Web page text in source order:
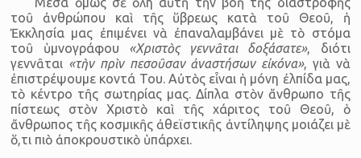
τοῦ ἀνθρώπου καὶ τῆς ὕβρεως κατὰ τοῦ Θεοῦ, ἡ
Ἐκκλησία μας ἐπιμένει νὰ ἐπαναλαμβάνει μὲ τὸ στόμα
τοῦ ὑμνογράφου «Χριστὸς γεννᾶται δοξάσατε», διότι
γεννᾶται «τὴν πρὶν πεσοῦσαν ἀναστήσων εἰκόνα», γιὰ νὰ
ἐπιστρέψουμε κοντά Του. Αὐτὸς εἶναι ἡ μόνη ἐλπίδα μας,
τὸ κέντρο τῆς σωτηρίας μας. Δίπλα στὸν ἄνθρωπο τῆς
πίστεως στὸν Χριστὸ καὶ τῆς χάριτος τοῦ Θεοῦ, ὁ
ἄνθρωπος τῆς κοσμικῆς ἀθεϊστικῆς ἀντίληψης μοιάζει μὲ
ὅ,τι πιὸ ἀποκρουστικὸ ὑπάρχει.